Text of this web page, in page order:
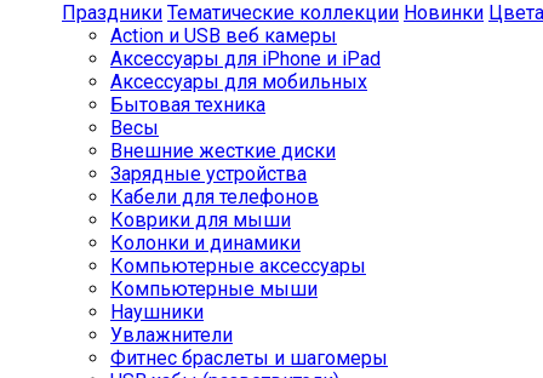
Праздники Тематические коллекции Новинки Цвета
Action и USB веб камеры
Аксессуары для iPhone и iPad
Аксессуары для мобильных
Бытовая техника
Весы
Внешние жесткие диски
Зарядные устройства
Кабели для телефонов
Коврики для мыши
Колонки и динамики
Компьютерные аксессуары
Компьютерные мыши
Наушники
Увлажнители
Фитнес браслеты и шагомеры